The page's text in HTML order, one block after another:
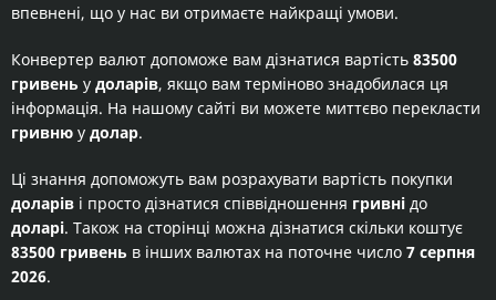
впевнені, що у нас ви отримаєте найкращі умови.
Конвертер валют допоможе вам дізнатися вартість 83500
гривень у доларів, якщо вам терміново знадобилася ця
інформація. На нашому сайті ви можете миттєво перекласти
гривню у долар.
Ці знання допоможуть вам розрахувати вартість покупки
доларів і просто дізнатися співвідношення гривні до
доларі. Також на сторінці можна дізнатися скільки коштує
83500 гривень в інших валютах на поточне число 7 серпня
2026.